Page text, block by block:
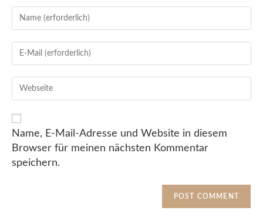
Name, E-Mail-Adresse und Website in diesem
Browser für meinen nächsten Kommentar
speichern.